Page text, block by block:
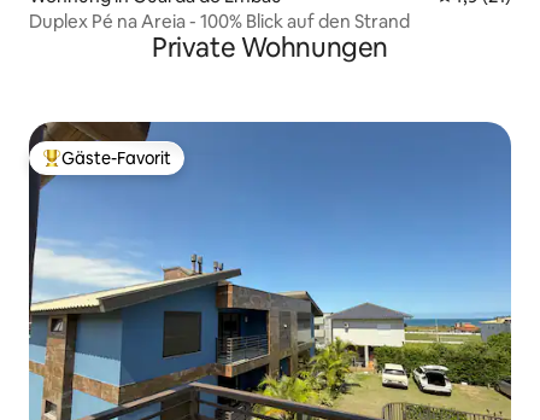
Duplex Pé na Areia - 100% Blick auf den Strand
Private Wohnungen
Beliebter Gäste-Favorit.
Gäste-Favorit